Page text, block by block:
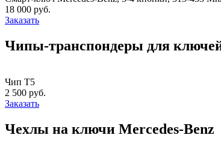
18 000 руб.
Заказать
Чипы-транспондеры для
Чип T5
2 500 руб.
Заказать
Чехлы на ключи Mercedes-Benz